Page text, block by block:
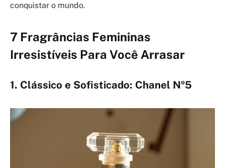
conquistar o mundo.
7 Fragrâncias Femininas
Irresistíveis Para Você Arrasar
1. Clássico e Sofisticado: Chanel Nº5